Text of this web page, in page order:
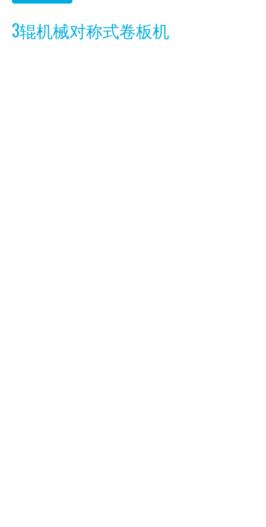
3辊机械对称式卷板机